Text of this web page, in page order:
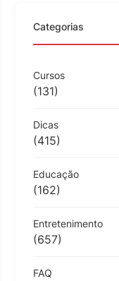
Categorias
Cursos
(131)
Dicas
(415)
Educação
(162)
Entretenimento
(657)
FAQ